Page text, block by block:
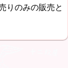
りのみの販売と